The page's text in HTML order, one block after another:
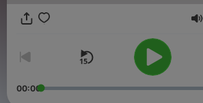
Renuncio por la Conciliación.
00:00